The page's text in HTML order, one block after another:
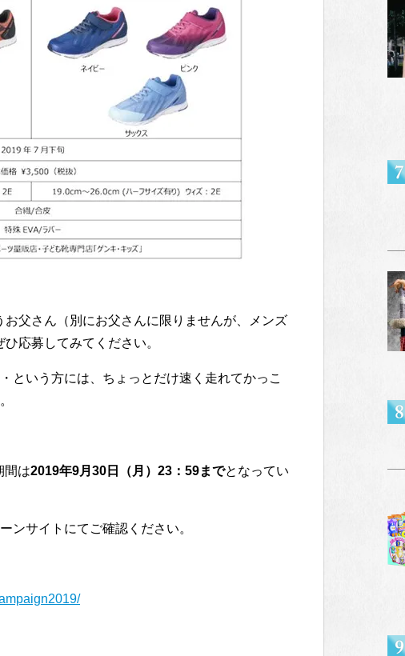
父さん（別にお父さんに限りませんが、メンズ
応募してみてください。
という方には、ちょっとだけ速く走れてかっこ
間は2019年9月30日（月）23：59までとなってい
ンサイトにてご確認ください。